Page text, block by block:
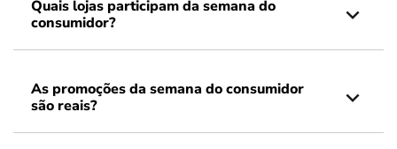
Quais lojas participam da semana do
consumidor?
As promoções da semana do consumidor
são reais?